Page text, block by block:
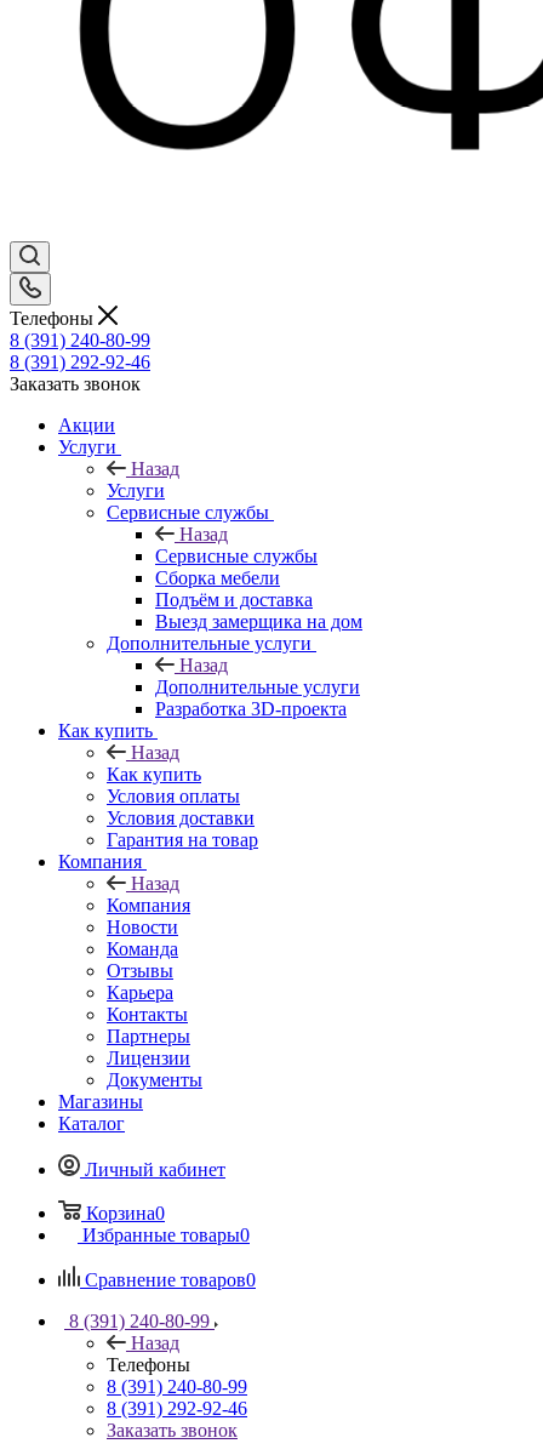
Телефоны
8 (391) 240-80-99
8 (391) 292-92-46
Заказать звонок
Акции
Услуги
Назад
Услуги
Сервисные службы
Назад
Сервисные службы
Сборка мебели
Подъём и доставка
Выезд замерщика на дом
Дополнительные услуги
Назад
Дополнительные услуги
Разработка 3D-проекта
Как купить
Назад
Как купить
Условия оплаты
Условия доставки
Гарантия на товар
Компания
Назад
Компания
Новости
Команда
Отзывы
Карьера
Контакты
Партнеры
Лицензии
Документы
Магазины
Каталог
Личный кабинет
Корзина0
Избранные товары0
Сравнение товаров0
8 (391) 240-80-99
Назад
Телефоны
8 (391) 240-80-99
8 (391) 292-92-46
Заказать звонок